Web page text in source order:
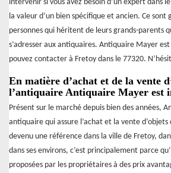
intervenir si vous avez besoin d’un expert dans
la valeur d’un bien spécifique et ancien. Ce sont
personnes qui héritent de leurs grands-parents
s’adresser aux antiquaires. Antiquaire Mayer
pouvez contacter à Fretoy dans le 77320.
En matière d’achat et de la vente
l’antiquaire Antiquaire Mayer est
Présent sur le marché depuis bien des années,
antiquaire qui assure l’achat et la vente d’objets
devenu une référence dans la ville de Fretoy,
dans ses environs, c’est principalement parce
proposées par les propriétaires à des prix